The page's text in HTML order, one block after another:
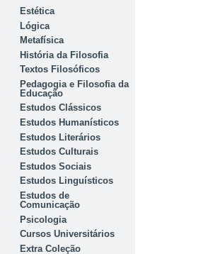
Estética
Lógica
Metafísica
História da Filosofia
Textos Filosóficos
Pedagogia e Filosofia da
Educação
Estudos Clássicos
Estudos Humanísticos
Estudos Literários
Estudos Culturais
Estudos Sociais
Estudos Linguísticos
Estudos de
Comunicação
Psicologia
Cursos Universitários
Extra Coleção